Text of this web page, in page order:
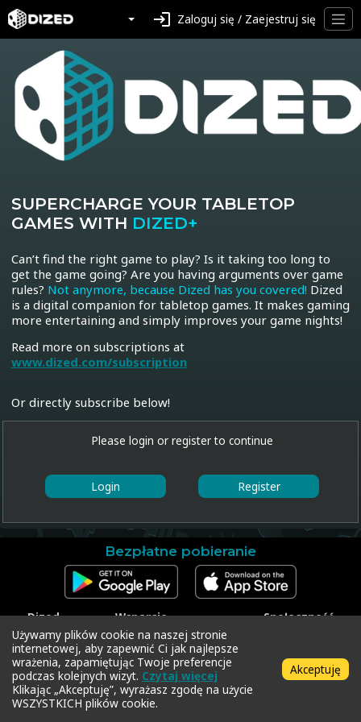
login Zaloguj się / Zaejestruj się
SUPERCHARGE YOUR TABLETOP
GAMES WITH DIZED+
Can’t find the right game to play? Is it taking too long to
get the game going? Are you having arguments over game
rules? Not anymore, because Dized has you covered! Dized
is a digital companion for tabletop games. It makes gaming
more entertaining and simply improves your game nights!
Read more on subscriptions at
www.dized.com/subscription
Or directly subscribe below!
Please login or register to continue
Login Register
Bezpłatne pobieranie
Dized
Kontakt
Materiały
prasowe
Wsparcie
Skontaktuj się z
pomocą techniczną
Zrealizuj kod
Polityka prywatności
Regulamin
Społeczność
Twitter
Copyright © 2018-2026 Dized
Używamy plików cookie na naszej stronie
internetowej, aby zapewnić Ci jak najlepsze
wrażenia, zapamiętując Twoje preferencje
podczas kolejnych wizyt. Czytaj więcej
Klikając „Akceptuję”, wyrażasz zgodę na użycie
WSZYSTKICH plików cookie.
Akceptuję